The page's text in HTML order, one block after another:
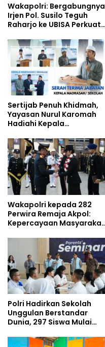
Wakapolri: Bergabungnya
Irjen Pol. Susilo Teguh
Raharjo ke UBISA Perkuat
Studi Kepolisian
Sertijab Penuh Khidmah,
Yayasan Nurul Karomah
Hadiahi Kepala
Umrah
Wakapolri kepada 282
Perwira Remaja Akpol:
Kepercayaan Masyarakat
Polri Hadirkan Sekolah
Unggulan Berstandar
Dunia, 297 Siswa Mulai